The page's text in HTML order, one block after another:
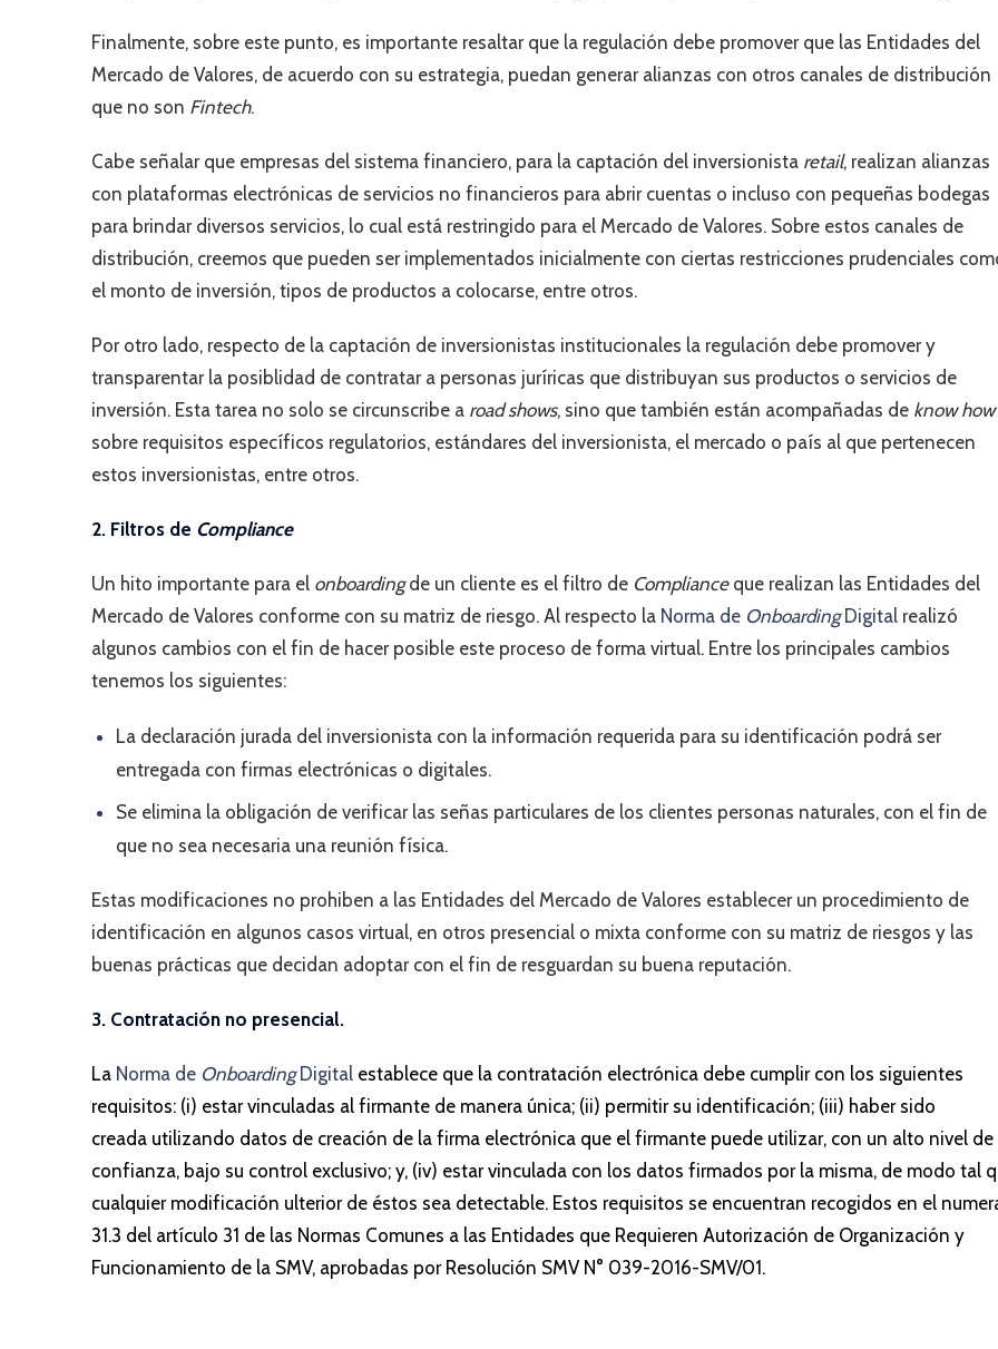
Finalmente, sobre este punto, es importante resaltar que la regulación debe promover que las Entidades del
Mercado de Valores, de acuerdo con su estrategia, puedan generar alianzas con otros canales de distribución
que no son Fintech.
Cabe señalar que empresas del sistema financiero, para la captación del inversionista retail, realizan alianzas
con plataformas electrónicas de servicios no financieros para abrir cuentas o incluso con pequeñas bodegas
para brindar diversos servicios, lo cual está restringido para el Mercado de Valores. Sobre estos canales de
distribución, creemos que pueden ser implementados inicialmente con ciertas restricciones prudenciales
el monto de inversión, tipos de productos a colocarse, entre otros.
Por otro lado, respecto de la captación de inversionistas institucionales la regulación debe promover y
transparentar la posiblidad de contratar a personas juríricas que distribuyan sus productos o servicios de
inversión. Esta tarea no solo se circunscribe a road shows, sino que también están acompañadas de know how
sobre requisitos específicos regulatorios, estándares del inversionista, el mercado o país al que pertenecen
estos inversionistas, entre otros.
2. Filtros de Compliance
Un hito importante para el onboardingde un cliente es el filtro de Complianceque realizan las Entidades del
Mercado de Valores conforme con su matriz de riesgo. Al respecto la Norma de OnboardingDigital realizó
algunos cambios con el fin de hacer posible este proceso de forma virtual. Entre los principales cambios
tenemos los siguientes:
La declaración jurada del inversionista con la información requerida para su identificación podrá ser
entregada con firmas electrónicas o digitales.
Se elimina la obligación de verificar las señas particulares de los clientes personas naturales, con el fin de
que no sea necesaria una reunión física.
Estas modificaciones no prohiben a las Entidades del Mercado de Valores establecer un procedimiento de
identificación en algunos casos virtual, en otros presencial o mixta conforme con su matriz de riesgos y las
buenas prácticas que decidan adoptar con el fin de resguardan su buena reputación.
3. Contratación no presencial.
La Norma de OnboardingDigital establece que la contratación electrónica debe cumplir con los siguientes
requisitos: (i) estar vinculadas al firmante de manera única; (ii) permitir su identificación; (iii) haber sido
creada utilizando datos de creación de la firma electrónica que el firmante puede utilizar, con un alto nivel de
confianza, bajo su control exclusivo; y, (iv) estar vinculada con los datos firmados por la misma, de modo tal
cualquier modificación ulterior de éstos sea detectable. Estos requisitos se encuentran recogidos en el
31.3 del artículo 31 de las Normas Comunes a las Entidades que Requieren Autorización de Organización y
Funcionamiento de la SMV, aprobadas por Resolución SMV N° 039-2016-SMV/01.